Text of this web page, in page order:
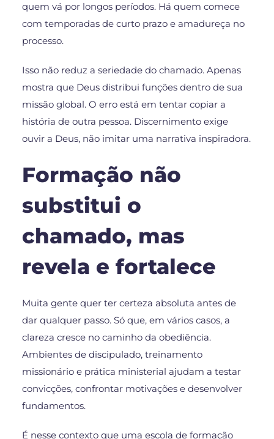
quem vá por longos períodos. Há quem comece
com temporadas de curto prazo e amadureça no
processo.
Isso não reduz a seriedade do chamado. Apenas
mostra que Deus distribui funções dentro de sua
missão global. O erro está em tentar copiar a
história de outra pessoa. Discernimento exige
ouvir a Deus, não imitar uma narrativa inspiradora.
Formação não
substitui o
chamado, mas
revela e fortalece
Muita gente quer ter certeza absoluta antes de
dar qualquer passo. Só que, em vários casos, a
clareza cresce no caminho da obediência.
Ambientes de discipulado, treinamento
missionário e prática ministerial ajudam a testar
convicções, confrontar motivações e desenvolver
fundamentos.
É nesse contexto que uma escola de formação